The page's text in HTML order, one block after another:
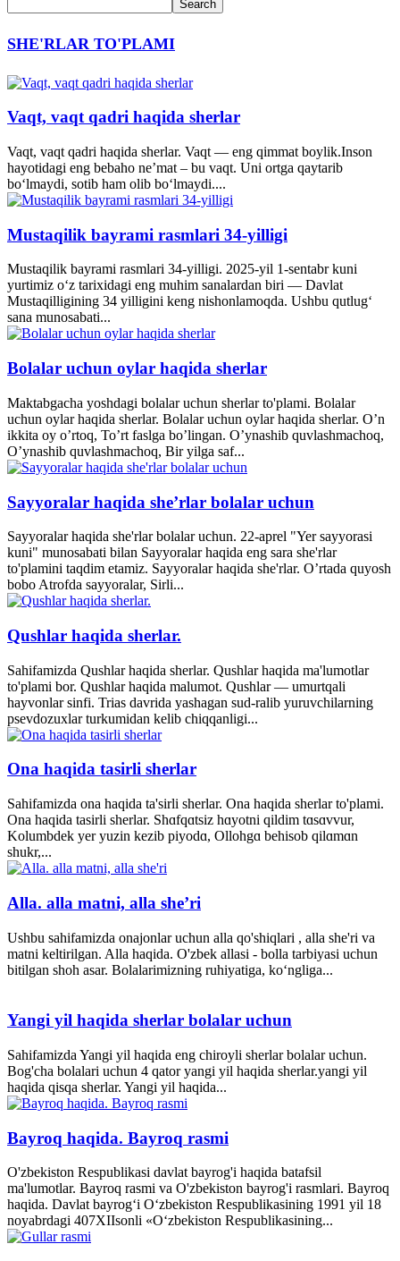
SHE'RLAR TO'PLAMI
Vaqt, vaqt qadri haqida sherlar
Vaqt, vaqt qadri haqida sherlar. Vaqt — eng qimmat boylik.Inson
hayotidagi eng bebaho ne’mat – bu vaqt. Uni ortga qaytarib
bo‘lmaydi, sotib ham olib bo‘lmaydi....
Mustaqilik bayrami rasmlari 34-yilligi
Mustaqilik bayrami rasmlari 34-yilligi. 2025-yil 1-sentabr kuni
yurtimiz o‘z tarixidagi eng muhim sanalardan biri — Davlat
Mustaqilligining 34 yilligini keng nishonlamoqda. Ushbu qutlug‘
sana munosabati...
Bolalar uchun oylar haqida sherlar
Maktabgacha yoshdagi bolalar uchun sherlar to'plami. Bolalar
uchun oylar haqida sherlar. Bolalar uchun oylar haqida sherlar. O’n
ikkita oy o’rtoq, To’rt faslga bo’lingan. O’ynashib quvlashmachoq,
O’ynashib quvlashmachoq, Bir yilga saf...
Sayyoralar haqida she’rlar bolalar uchun
Sayyoralar haqida she'rlar bolalar uchun. 22-aprel "Yer sayyorasi
kuni" munosabati bilan Sayyoralar haqida eng sara she'rlar
to'plamini taqdim etamiz. Sayyoralar haqida she'rlar. O’rtada quyosh
bobo Atrofda sayyoralar, Sirli...
Qushlar haqida sherlar.
Sahifamizda Qushlar haqida sherlar. Qushlar haqida ma'lumotlar
to'plami bor. Qushlar haqida malumot. Qushlar — umurtqali
hayvonlar sinfi. Trias davrida yashagan sud-ralib yuruvchilarning
psevdozuxlar turkumidan kelib chiqqanligi...
Ona haqida tasirli sherlar
Sahifamizda ona haqida ta'sirli sherlar. Ona haqida sherlar to'plami.
Ona haqida tasirli sherlar. Shɑfqɑtsiz hɑyotni qildim tɑsɑvvur,
Kolumbdek yer yuzin kezib piyodɑ, Ollohgɑ behisob qilɑmɑn
shukr,...
Alla. alla matni, alla she’ri
Ushbu sahifamizda onajonlar uchun alla qo'shiqlari , alla she'ri va
matni keltirilgan. Alla haqida. O'zbek allasi - bolla tarbiyasi uchun
bitilgan shoh asar. Bolalarimizning ruhiyatiga, ko‘ngliga...
Yangi yil haqida sherlar bolalar uchun
Sahifamizda Yangi yil haqida eng chiroyli sherlar bolalar uchun.
Bog'cha bolalari uchun 4 qator yangi yil haqida sherlar.yangi yil
haqida qisqa sherlar. Yangi yil haqida...
Bayroq haqida. Bayroq rasmi
O'zbekiston Respublikasi davlat bayrog'i haqida batafsil
ma'lumotlar. Bayroq rasmi va O'zbekiston bayrog'i rasmlari. Bayroq
haqida. Davlat bayrog‘i O‘zbekiston Respublikasining 1991 yil 18
noyabrdagi 407­XII­sonli «O‘zbekiston Respublikasining...